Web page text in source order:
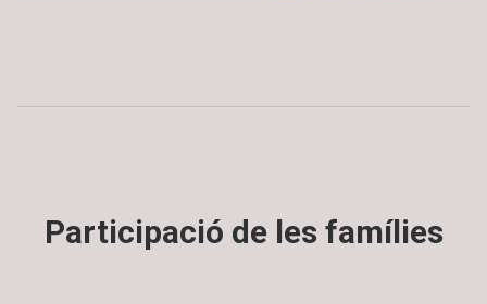
Participació de les famílies